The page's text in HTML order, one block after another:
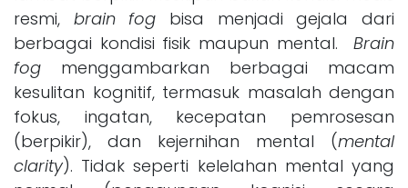
resmi, brain fog bisa menjadi gejala dari
berbagai kondisi fisik maupun mental. Brain
fog menggambarkan berbagai macam
kesulitan kognitif, termasuk masalah dengan
fokus, ingatan, kecepatan pemrosesan
(berpikir), dan kejernihan mental (mental
clarity). Tidak seperti kelelahan mental yang